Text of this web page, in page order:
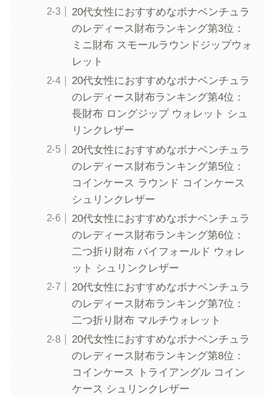
20代女性におすすめなボナベンチュラ
のレディース財布ランキング第3位：
ミニ財布 スモールラウンドジップウォ
レット
20代女性におすすめなボナベンチュラ
のレディース財布ランキング第4位：
長財布 ロングジップ ウォレット シュ
リンクレザー
20代女性におすすめなボナベンチュラ
のレディース財布ランキング第5位：
コインケース ラウンド コインケース
シュリンクレザー
20代女性におすすめなボナベンチュラ
のレディース財布ランキング第6位：
二つ折り財布 バイフォールド ウォレ
ット シュリンクレザー
20代女性におすすめなボナベンチュラ
のレディース財布ランキング第7位：
二つ折り財布 マルチウォレット
20代女性におすすめなボナベンチュラ
のレディース財布ランキング第8位：
コインケース トライアングル コイン
ケース シュリンクレザー